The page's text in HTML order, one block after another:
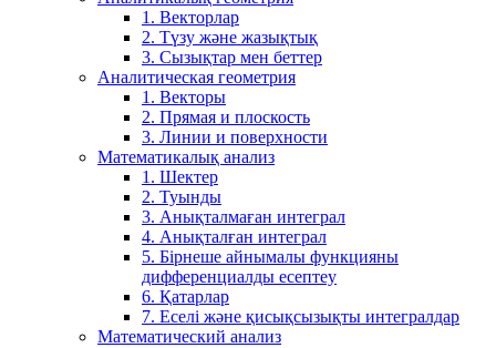
1. Векторлар
2. Түзу және жазықтық
3. Сызықтар мен беттер
Аналитическая геометрия
1. Векторы
2. Прямая и плоскость
3. Линии и поверхности
Математикалық анализ
1. Шектер
2. Туынды
3. Анықталмаған интеграл
4. Анықталған интеграл
5. Бірнеше айнымалы функцияны
дифференциалды есептеу
6. Қатарлар
7. Еселі және қисықсызықты интегралдар
Математический анализ